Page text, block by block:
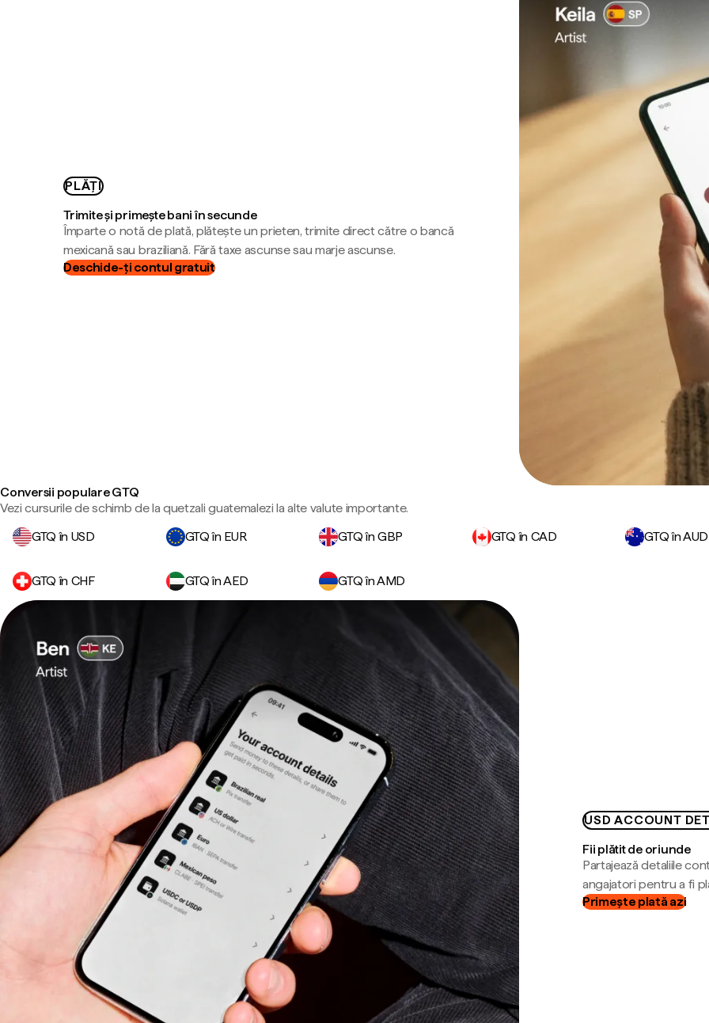
PLĂȚI
Trimite și primește bani în secunde
Împarte o notă de plată, plătește un prieten, trimite direct către o bancă
mexicană sau braziliană. Fără taxe ascunse sau marje ascunse.
Deschide-ți contul gratuit
Conversii populare GTQ
Vezi cursurile de schimb de la quetzali guatemalezi la alte valute importante.
GTQ în USD
GTQ în EUR GTQ în GBP GTQ în CAD GTQ în AUD
GTQ în CHF GTQ în AED GTQ în AMD
USD ACCOUNT
Fii plătit de oriunde
Partajează detaliile
angajatori pentru a fi
Primește plată azi